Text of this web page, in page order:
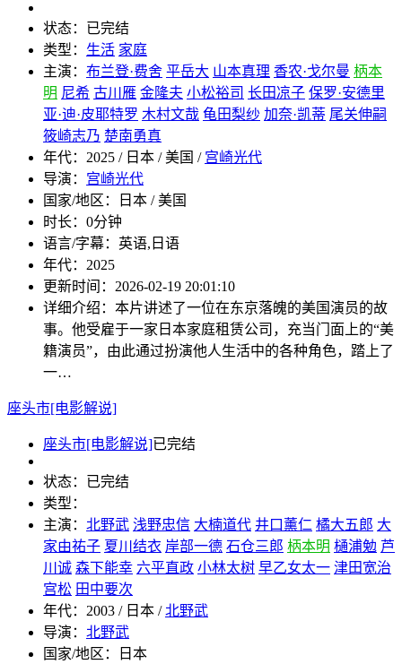
状态： 已完结
类型： 生活 家庭
主演： 布兰登·费舍 平岳大 山本真理 香农·戈尔曼 柄本
明 尼希 古川雁 金隆夫 小松裕司 长田凉子 保罗·安德里
亚·迪·皮耶特罗 木村文哉 龟田梨纱 加奈·凯蒂 尾关伸嗣
筱崎志乃 楚南勇真
年代： 2025 / 日本 / 美国 / 宫崎光代
导演： 宫崎光代
国家/地区：
日本 / 美国
时长： 0分钟
语言/字幕： 英语,日语
年代： 2025
更新时间： 2026-02-19 20:01:10
详细介绍： 本片讲述了一位在东京落魄的美国演员的故
事。他受雇于一家日本家庭租赁公司，充当门面上的“美
籍演员”，由此通过扮演他人生活中的各种角色，踏上了
一…
座头市[电影解说]
座头市[电影解说]已完结
状态： 已完结
类型：
主演： 北野武 浅野忠信 大楠道代 井口薰仁 橘大五郎 大
家由祐子 夏川结衣 岸部一德 石仓三郎 柄本明 樋浦勉 芦
川诚 森下能幸 六平直政 小林太树 早乙女太一 津田宽治
宫松 田中要次
年代： 2003 / 日本 /北野武
导演： 北野武
国家/地区：
日本